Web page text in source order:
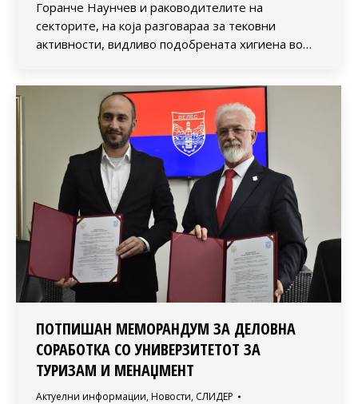
Горанче Наунчев и раководителите на
секторите, на која разговараа за тековни
активности, видливо подобрената хигиена во…
ПОТПИШАН МЕМОРАНДУМ ЗА ДЕЛОВНА
СОРАБОТКА СО УНИВЕРЗИТЕТОТ ЗА
ТУРИЗАМ И МЕНАЏМЕНТ
Актуелни информации, Новости, СЛИДЕР